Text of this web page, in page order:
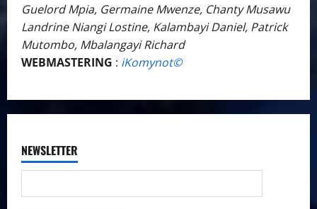
Guelord Mpia, Germaine Mwenze, Chanty Musawu
Landrine Niangi Lostine, Kalambayi Daniel, Patrick
Mutombo, Mbalangayi Richard
WEBMASTERING : iKomynot©️
NEWSLETTER